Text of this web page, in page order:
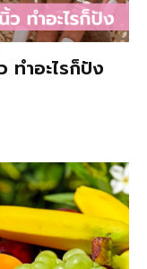
ำอะไรก็ปัง